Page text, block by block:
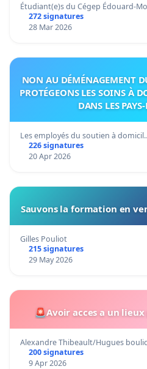
Étudiant(e)s du Cégep Édouard-
272 signatures
28 Mar 2026
NON AU DÉMÉNAGEMENT
PROTÉGEONS LES SOINS À
DANS LES
Les employés du soutien à
226 signatures
20 Apr 2026
Sauvons la formation en
Gilles Pouliot
215 signatures
29 May 2026
🚨Avoir acces a un
Alexandre Thibeault/Hugues
200 signatures
9 Apr 2026